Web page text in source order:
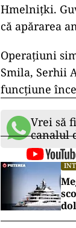
Hmelnițki.
că apărarea
Operațiuni
Smila, Serhii
funcțiune
Vrei să
canalul